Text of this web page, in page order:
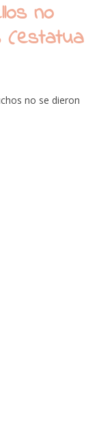
no
(estatua
no se dieron